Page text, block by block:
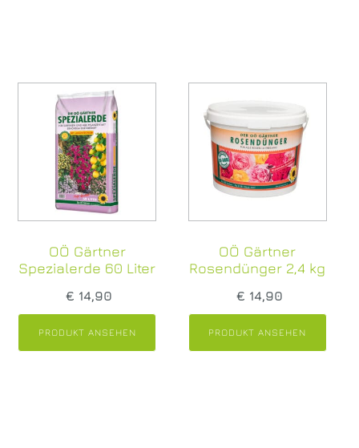
OÖ Gärtner
Spezialerde 60 Liter
€ 14,90
PRODUKT ANSEHEN
OÖ Gärtner
Rosendünger 2,4 kg
€ 14,90
PRODUKT ANSEHEN
Lieferorte anzeigen
Selbstabholung bei größeren Entfernungen
​Sollten Sie mehr als 25 km entfernt wohnen,
bitten wir um Selbst-Abholung in unserem
Geschäft. Wir verständigen Sie telefonisch
oder per E-Mail, wann Ihre Bestellung
abholbereit ist. (Frühestens zwei Tage nach